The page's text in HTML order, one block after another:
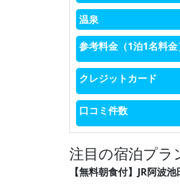
温泉
参考料金（1泊1名料金
クレジットカード
口コミ件数
注目の宿泊プラ
【無料朝食付】JR阿波